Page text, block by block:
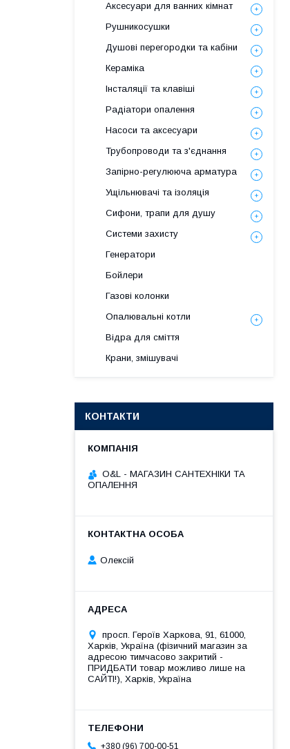
Аксесуари для ванних кімнат
Рушникосушки
Душові перегородки та кабіни
Кераміка
Інсталяції та клавіші
Радіатори опалення
Насоси та аксесуари
Трубопроводи та з'єднання
Запірно-регулююча арматура
Ущільнювачі та ізоляція
Сифони, трапи для душу
Системи захисту
Генератори
Бойлери
Газові колонки
Опалювальні котли
Відра для сміття
Крани, змішувачі
КОНТАКТИ
O&L - МАГАЗИН САНТЕХНІКИ ТА
ОПАЛЕННЯ
Олексій
просп. Героїв Харкова, 91, 61000,
Харків, Україна (фізичний магазин за
адресою тимчасово закритий -
ПРИДБАТИ товар можливо лише на
САЙТІ!), Харків, Україна
+380 (96) 700-00-51